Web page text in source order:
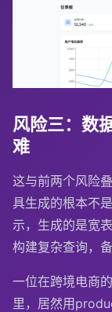
风险三：数
难
这与前两个风险
具生成的根本不
示，生成的是宽
构建复杂查询，
一位在跨境电商
里，居然用